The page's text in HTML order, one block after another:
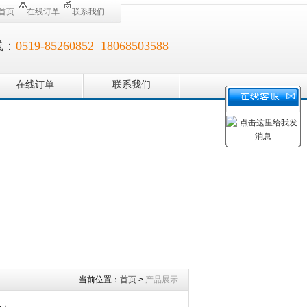
页 在线订单 联系我们
0519-85260852 18068503588
在线订单 联系我们
当前位置： 首页 > 产品展示